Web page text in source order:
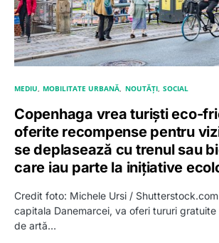
MEDIU MOBILITATE URBANĂ NOUTĂȚI SOCIAL
Copenhaga vrea turiști eco-
oferite recompense pentru
se deplasează cu trenul sau
care iau parte la inițiative
Credit foto: Michele Ursi /
capitala Danemarcei, va oferi tururi gratuite
de artă…